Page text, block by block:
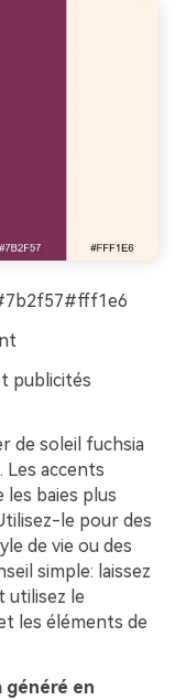
publicités
de soleil fuchsia
Les accents
baies plus
le pour des
de vie ou des
simple: laissez
utilisez le
les éléments de
généré en